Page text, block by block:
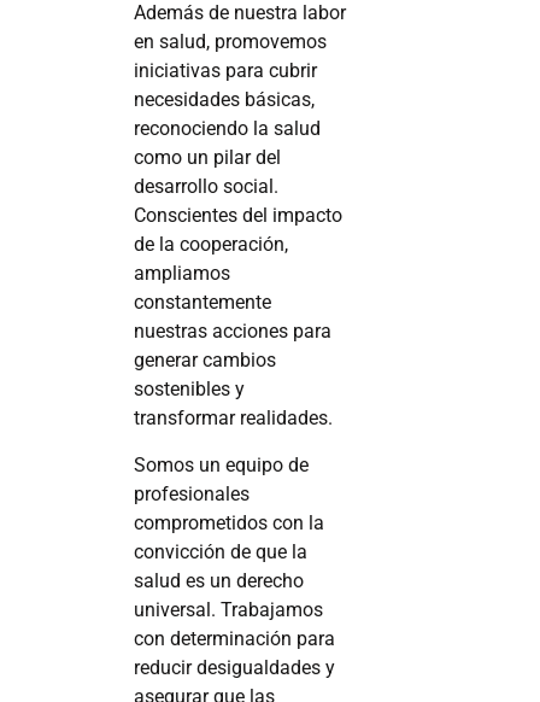
Además de nuestra labor
en salud, promovemos
iniciativas para cubrir
necesidades básicas,
reconociendo la salud
como un pilar del
desarrollo social.
Conscientes del impacto
de la cooperación,
ampliamos
constantemente
nuestras acciones para
generar cambios
sostenibles y
transformar realidades.
Somos un equipo de
profesionales
comprometidos con la
convicción de que la
salud es un derecho
universal. Trabajamos
con determinación para
reducir desigualdades y
asegurar que las